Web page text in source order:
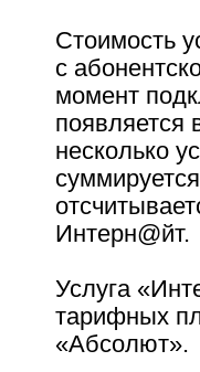
Стоимость
с
момент
появляется
несколько
Интерн@йт.
Услуга
тарифных
«Абсолют».